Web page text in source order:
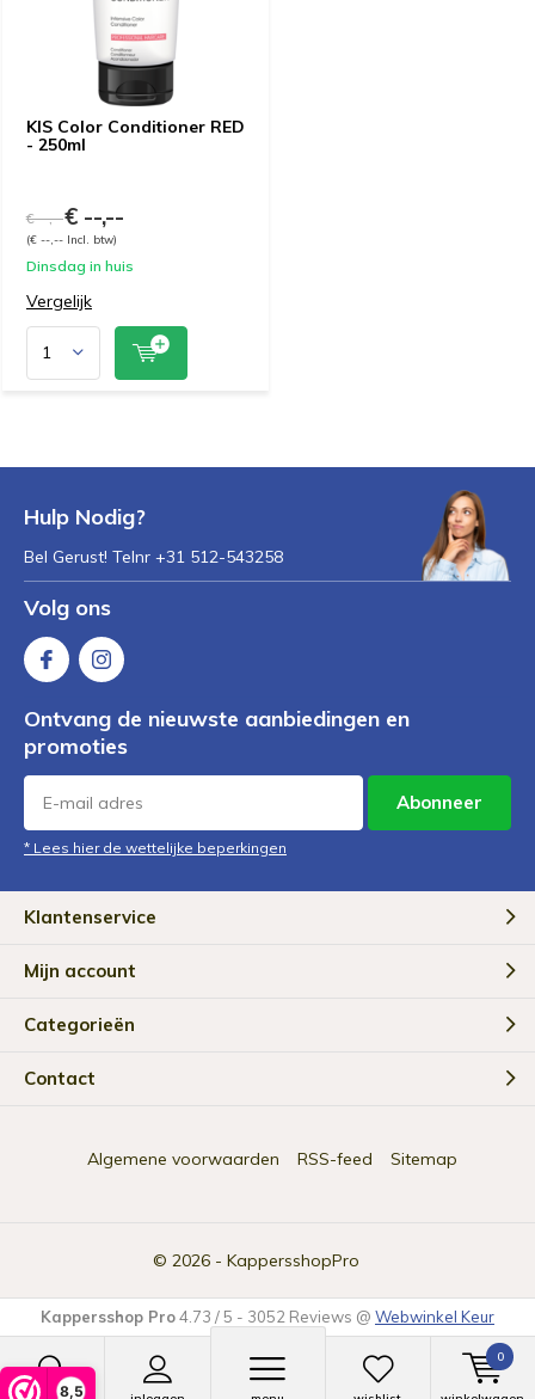
8,5
0
KIS Color Conditioner RED
- 250ml
€ --,--€ --,--
(€ --,-- Incl. btw)
Dinsdag in huis
Vergelijk
Hulp Nodig?
Bel Gerust! Telnr +31 512-543258
Volg ons
Ontvang de nieuwste aanbiedingen en
promoties
Abonneer
* Lees hier de wettelijke beperkingen
Klantenservice
Mijn account
Categorieën
Contact
© 2026 - KappersshopPro
Algemene voorwaarden RSS-feed Sitemap
Kappersshop Pro4.73 /5 - 3052 Reviews @ Webwinkel Keur